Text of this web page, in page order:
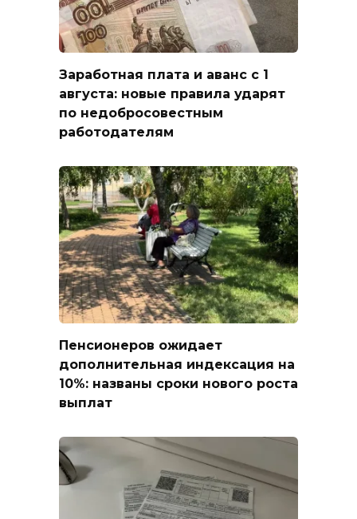
Заработная плата и аванс с 1
августа: новые правила ударят
по недобросовестным
работодателям
Пенсионеров ожидает
дополнительная индексация на
10%: названы сроки нового роста
выплат